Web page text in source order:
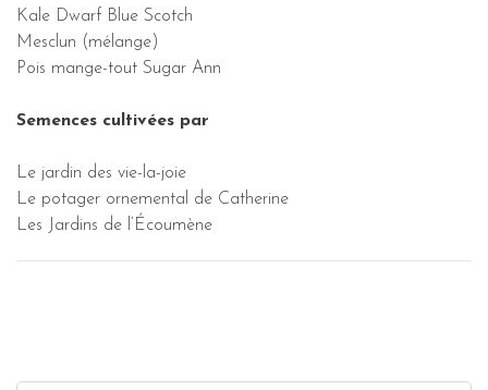
Kale Dwarf Blue Scotch
Mesclun (mélange)
Pois mange-tout Sugar Ann
Semences cultivées par
Le jardin des vie-la-joie
Le potager ornemental de Catherine
Les Jardins de l’Écoumène